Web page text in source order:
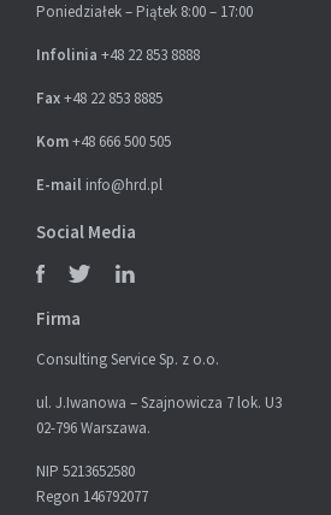
Poniedziałek – Piątek 8:00 – 17:00
Infolinia +48 22 853 8888
Fax+48 22 853 8885
Kom+48 666 500 505
E-mail info@hrd.pl
Social Media
Firma
Consulting Service Sp. z o.o.
ul. J.Iwanowa – Szajnowicza 7 lok. U3
02-796 Warszawa.
NIP 5213652580
Regon 146792077